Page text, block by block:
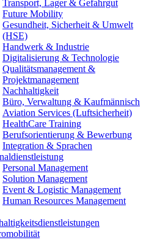
Transport, Lager & Gefahrgut
Future Mobility
Gesundheit, Sicherheit & Umwelt
(HSE)
Handwerk & Industrie
Digitalisierung & Technologie
Qualitätsmanagement &
Projektmanagement
Nachhaltigkeit
Büro, Verwaltung & Kaufmännisch
Aviation Services (Luftsicherheit)
HealthCare Training
Berufsorientierung & Bewerbung
Integration & Sprachen
Personal Management
Solution Management
Event & Logistic Management
Human Resources Management